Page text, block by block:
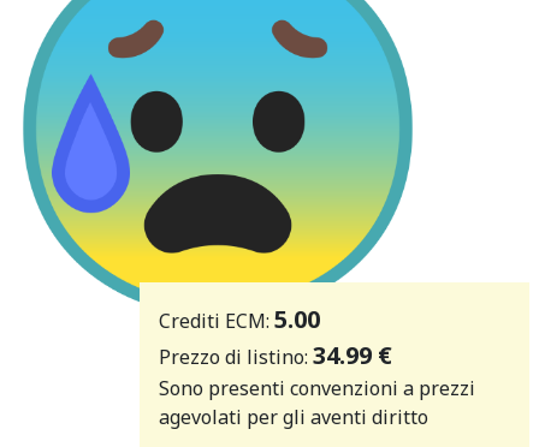
Crediti ECM: 5.00
Prezzo di listino: 34.99 €
Sono presenti convenzioni a prezzi
agevolati per gli aventi diritto